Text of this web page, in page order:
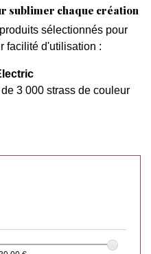
sublimer chaque création
sélectionnés pour
facilité d'utilisation :
3 000 strass de couleur
pour une pose précise
sophistiqués et
fois dans les tonsCrystal